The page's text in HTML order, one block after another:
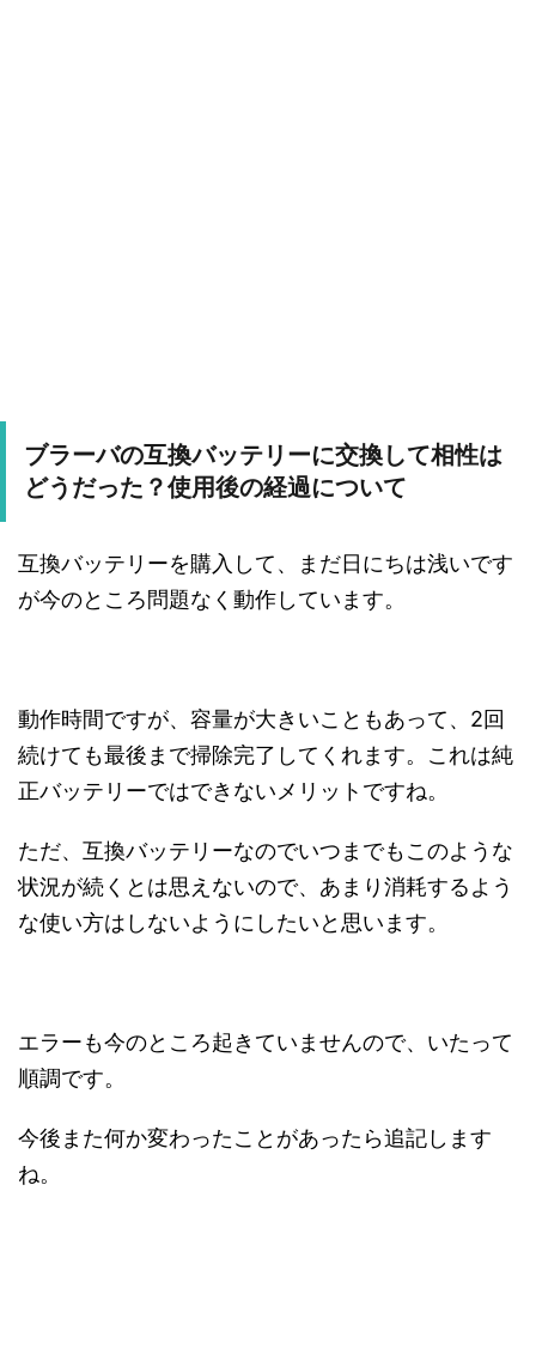
ブラーバの互換バッテリーに交換して相性は
どうだった？使用後の経過について
互換バッテリーを購入して、まだ日にちは浅いです
が今のところ問題なく動作しています。
動作時間ですが、容量が大きいこともあって、2回
続けても最後まで掃除完了してくれます。これは純
正バッテリーではできないメリットですね。
ただ、互換バッテリーなのでいつまでもこのような
状況が続くとは思えないので、あまり消耗するよう
な使い方はしないようにしたいと思います。
エラーも今のところ起きていませんので、いたって
順調です。
今後また何か変わったことがあったら追記します
ね。